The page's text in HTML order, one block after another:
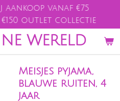
WERELD
vanaf €75
outlet collectie
Meisjes pyjama,
blauwe ruiten, 4
jaar